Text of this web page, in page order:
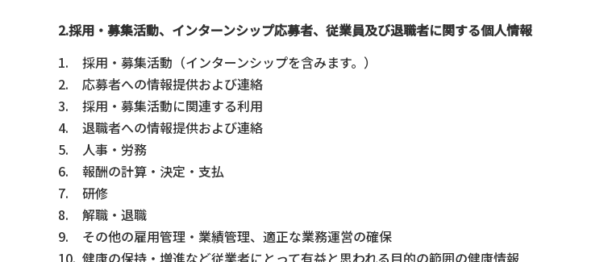
2.採用・募集活動、インターンシップ応募者、従業員及び退職者に関する個人情報
採用・募集活動（インターンシップを含みます。）
応募者への情報提供および連絡
採用・募集活動に関連する利用
退職者への情報提供および連絡
人事・労務
報酬の計算・決定・支払
研修
解職・退職
その他の雇用管理・業績管理、適正な業務運営の確保
健康の保持・増進など従業者にとって有益と思われる目的の範囲の健康情報